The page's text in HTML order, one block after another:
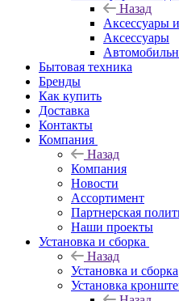
Назад
Аксессуары
Аксессуары
Бытовая техника
Бренды
Как купить
Доставка
Контакты
Компания
Назад
Компания
Новости
Ассортимент
Партнерская
Наши проекты
Установка и сборка
Назад
Установка и сборка
Установка